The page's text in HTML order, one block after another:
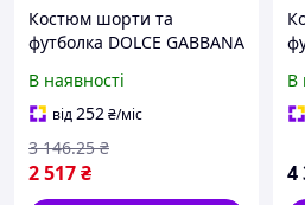
Костюм шорти та
футболка DOLCE GABBANA
комплект для відпочинку
та спорту
В наявності
від252₴/міс
2 517₴
3 146.25 ₴
В
4